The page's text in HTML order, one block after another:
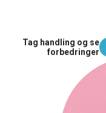
Tag handling og se
forbedringer